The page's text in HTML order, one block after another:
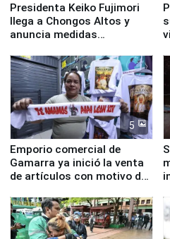
Presidenta Keiko Fujimori
llega a Chongos Altos y
anuncia medidas
educación, salud y empleo
5
Emporio comercial de
Gamarra ya inició la venta
de artículos con motivo de